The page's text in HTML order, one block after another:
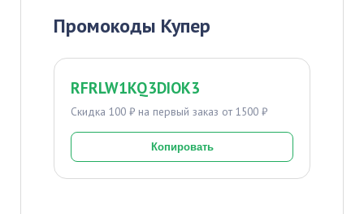
Промокоды Купер
RFRLW1KQ3DIOK3
Скидка 100 ₽ на первый заказ от 1500 ₽
Копировать